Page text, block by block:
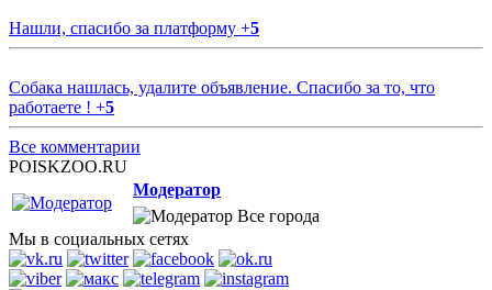
Нашли, спасибо за платформу +5
Собака нашлась, удалите объявление. Спасибо за то, что
работаете ! +5
Все комментарии
POISKZOO.RU
Модератор
Все города
Мы в социальных сетях